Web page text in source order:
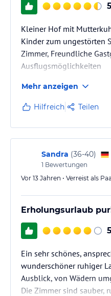
Kleiner Hof mit
Kinder zum ungestörten
Zimmer, Freundliche
Ausflugsmöglichkeiten
Es fehlt schon etwas die
weiß man ja wenn man
Ausflugsmöglichkeiten
die Tage wundervoll
Mehr anzeigen
Hilfreich Teilen
Sandra (36-40)
1 Bewertungen
Vor 13 Jahren • Verreist als
Erholungsurlaub
5
Ein sehr schönes,
wunderschöner ruhiger
Ausblick, von Wädern
Die Zimmer sind sauber,